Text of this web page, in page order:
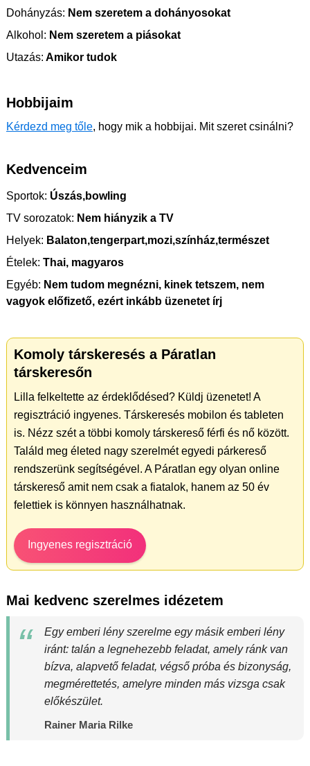
Dohányzás: Nem szeretem a dohányosokat
Alkohol: Nem szeretem a piásokat
Utazás: Amikor tudok
Hobbijaim
Kérdezd meg tőle, hogy mik a hobbijai. Mit szeret csinálni?
Kedvenceim
Sportok: Úszás,bowling
TV sorozatok: Nem hiányzik a TV
Helyek: Balaton,tengerpart,mozi,színház,természet
Ételek: Thai, magyaros
Egyéb: Nem tudom megnézni, kinek tetszem, nem
vagyok előfizető, ezért inkább üzenetet írj
Komoly társkeresés a Páratlan
társkeresőn
Lilla felkeltette az érdeklődésed? Küldj üzenetet! A
regisztráció ingyenes. Társkeresés mobilon és tableten
is. Nézz szét a többi komoly társkereső férfi és nő között.
Találd meg életed nagy szerelmét egyedi párkereső
rendszerünk segítségével. A Páratlan egy olyan online
társkereső amit nem csak a fiatalok, hanem az 50 év
felettiek is könnyen használhatnak.
Ingyenes regisztráció
Mai kedvenc szerelmes idézetem
Egy emberi lény szerelme egy másik emberi lény
iránt: talán a legnehezebb feladat, amely ránk van
bízva, alapvető feladat, végső próba és bizonyság,
megmérettetés, amelyre minden más vizsga csak
előkészület.
Rainer Maria Rilke